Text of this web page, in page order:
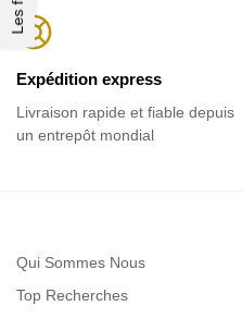
Expédition express
Livraison rapide et fiable depuis
un entrepôt mondial
Qui Sommes Nous
Top Recherches